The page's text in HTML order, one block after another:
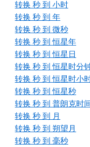
转换 秒 到 小时
转换 秒 到 年
转换 秒 到 微秒
转换 秒 到 恒星年
转换 秒 到 恒星日
转换 秒 到 恒星时分
转换 秒 到 恒星时小
转换 秒 到 恒星秒
转换 秒 到 普朗克时
转换 秒 到 月
转换 秒 到 朔望月
转换 秒 到 毫秒